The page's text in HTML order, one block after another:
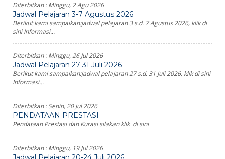
Diterbitkan :Minggu, 2 Agu 2026
Jadwal Pelajaran 3-7 Agustus 2026
Berikut kami sampaikan:jadwal pelajaran 3 s.d. 7 Agustus 2026, klik di
sini Informasi...
Diterbitkan :Minggu, 26 Jul 2026
Jadwal Pelajaran 27-31 Juli 2026
Berikut kami sampaikan:jadwal pelajaran 27 s.d. 31 Juli 2026, klik di sini
Informasi...
Diterbitkan :Senin, 20 Jul 2026
PENDATAAN PRESTASI
Pendataan Prestasi dan Kurasi silakan klik di sini
Diterbitkan :Minggu, 19 Jul 2026